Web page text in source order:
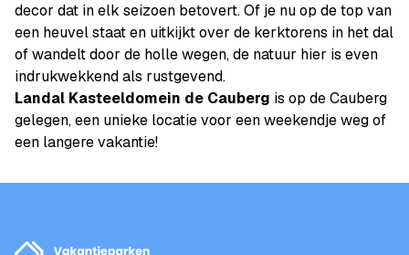
decor dat in elk seizoen betovert. Of je nu op de top van
een heuvel staat en uitkijkt over de kerktorens in het dal
of wandelt door de holle wegen, de natuur hier is even
indrukwekkend als rustgevend.
Landal Kasteeldomein de Cauberg is op de Cauberg
gelegen, een unieke locatie voor een weekendje weg of
een langere vakantie!